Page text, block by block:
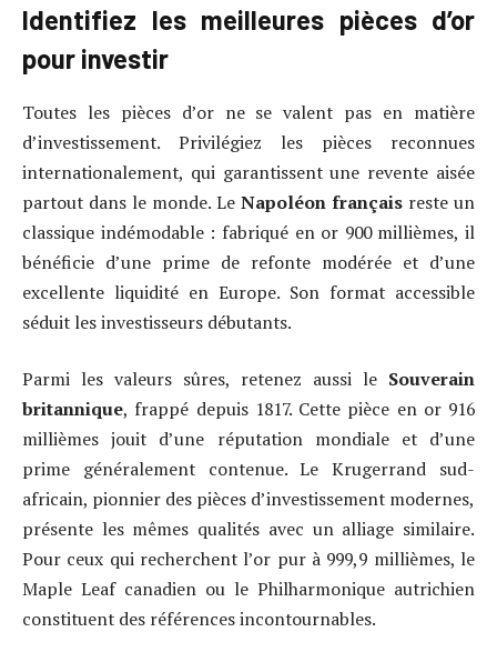
Identifiez les meilleures pièces d’or
pour investir
Toutes les pièces d’or ne se valent pas en matière
d’investissement. Privilégiez les pièces reconnues
internationalement, qui garantissent une revente aisée
partout dans le monde. Le Napoléon français reste un
classique indémodable : fabriqué en or 900 millièmes, il
bénéficie d’une prime de refonte modérée et d’une
excellente liquidité en Europe. Son format accessible
séduit les investisseurs débutants.
Parmi les valeurs sûres, retenez aussi le Souverain
britannique, frappé depuis 1817. Cette pièce en or 916
millièmes jouit d’une réputation mondiale et d’une
prime généralement contenue. Le Krugerrand sud-
africain, pionnier des pièces d’investissement modernes,
présente les mêmes qualités avec un alliage similaire.
Pour ceux qui recherchent l’or pur à 999,9 millièmes, le
Maple Leaf canadien ou le Philharmonique autrichien
constituent des références incontournables.